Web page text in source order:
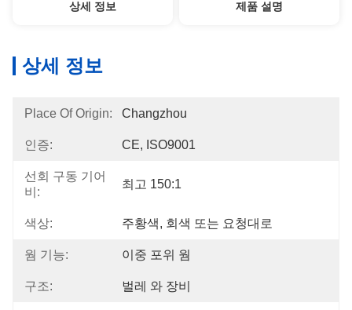
상세 정보 제품 설명
상세 정보
Place Of Origin: Changzhou
인증: CE, ISO9001
선회 구동 기어
비:
최고 150:1
색상: 주황색, 회색 또는 요청대로
웜 기능: 이중 포위 웜
구조: 벌레 와 장비